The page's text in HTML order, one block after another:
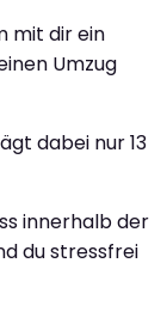
mit dir ein
Umzug
dabei nur 13
innerhalb der
du stressfrei